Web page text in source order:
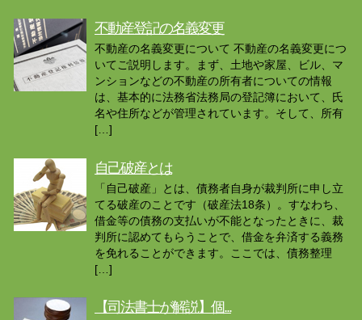
不動産登記の名義変更
不動産の名義変更について 不動産の名義変更につ
いてご説明します。まず、土地や家屋、ビル、マ
ンションなどの不動産の所有者についての情報
は、基本的に法務省法務局の登記簿において、氏
名や住所などが管理されています。そして、所有
[…]
自己破産とは
「自己破産」とは、債務者自身が裁判所に申し立
てる破産のことです（破産法18条）。すなわち、
借金等の債務の支払いが不能となったときに、裁
判所に認めてもらうことで、借金を弁済する義務
を免れることができます。ここでは、債務整理
[…]
【司法書士が解説】個...